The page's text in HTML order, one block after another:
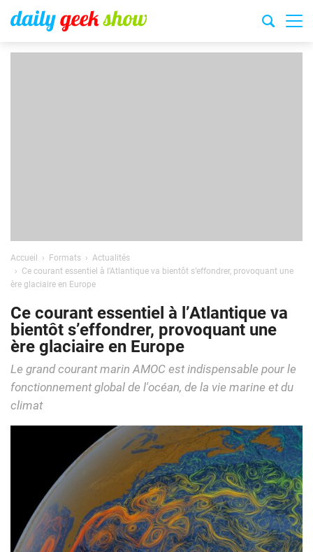
Accueil Formats
Actualités
Ce courant essentiel à l’Atlantique va bientôt s’effondrer, provoquant une
ère glaciaire en Europe
Ce courant essentiel à l’Atlantique va
bientôt s’effondrer, provoquant une
ère glaciaire en Europe
Le grand courant marin AMOC est indispensable pour le
fonctionnement global de l'océan, de la vie marine et du
climat